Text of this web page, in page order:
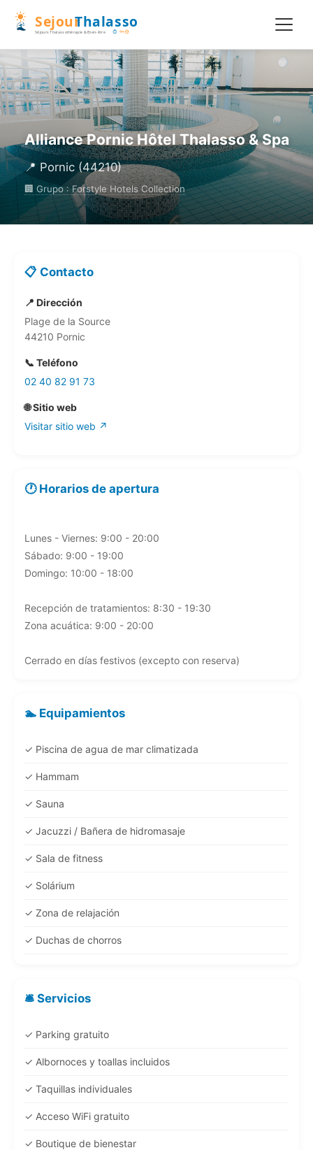
Alliance Pornic Hôtel Thalasso & Spa
📍 Pornic (44210)
🏢 Grupo : Forstyle Hotels Collection
📋 Contacto
📍 Dirección
Plage de la Source
44210 Pornic
📞 Teléfono
02 40 82 91 73
🌐 Sitio web
Visitar sitio web ↗
🕐 Horarios de apertura
Lunes - Viernes: 9:00 - 20:00
Sábado: 9:00 - 19:00
Domingo: 10:00 - 18:00
Recepción de tratamientos: 8:30 - 19:30
Zona acuática: 9:00 - 20:00
Cerrado en días festivos (excepto con reserva)
🏊 Equipamientos
✓ Piscina de agua de mar climatizada
✓ Hammam
✓ Sauna
✓ Jacuzzi / Bañera de hidromasaje
✓ Sala de fitness
✓ Solárium
✓ Zona de relajación
✓ Duchas de chorros
🛎️ Servicios
✓ Parking gratuito
✓ Albornoces y toallas incluidos
✓ Taquillas individuales
✓ Acceso WiFi gratuito
✓ Boutique de bienestar